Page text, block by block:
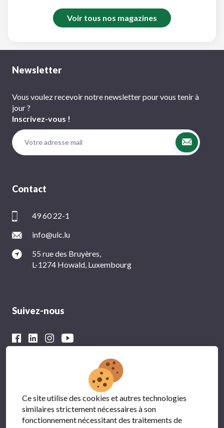
Voir tous nos magazines
Newsletter
Vous voulez recevoir notre newsletter pour vous tenir à
jour ?
Inscrivez-vous !
Contact
49 60 22-1
info@ulc.lu
55 rue des Bruyères,
L-1274 Howald, Luxembourg
Suivez-nous
Avec le soutien financier du
Ce site utilise des cookies et autres technologies
similaires strictement nécessaires à son
fonctionnement nécessitant des traitements de